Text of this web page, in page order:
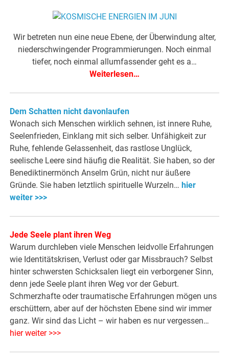
Wir betreten nun eine neue Ebene, der Überwindung alter,
niederschwingender Programmierungen. Noch einmal
tiefer, noch einmal allumfassender geht es a…
Weiterlesen…
Dem Schatten nicht davonlaufen
Wonach sich Menschen wirklich sehnen, ist innere Ruhe,
Seelenfrieden, Einklang mit sich selber. Unfähigkeit zur
Ruhe, fehlende Gelassenheit, das rastlose Unglück,
seelische Leere sind häufig die Realität. Sie haben, so der
Benediktinermönch Anselm Grün, nicht nur äußere
Gründe. Sie haben letztlich spirituelle Wurzeln… hier
weiter >>>
Jede Seele plant ihren Weg
Warum durchleben viele Menschen leidvolle Erfahrungen
wie Identitätskrisen, Verlust oder gar Missbrauch? Selbst
hinter schwersten Schicksalen liegt ein verborgener Sinn,
denn jede Seele plant ihren Weg vor der Geburt.
Schmerzhafte oder traumatische Erfahrungen mögen uns
erschüttern, aber auf der höchsten Ebene sind wir immer
ganz. Wir sind das Licht – wir haben es nur vergessen…
hier weiter >>>